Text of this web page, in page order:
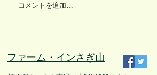
コメントを追加…
ファーム・インさぎ山